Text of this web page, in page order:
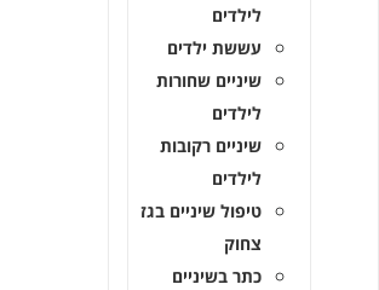
עששת ילדים
שיניים שחורות
שיניים רקובות
טיפול שיניים בגז
כתר בשיניים